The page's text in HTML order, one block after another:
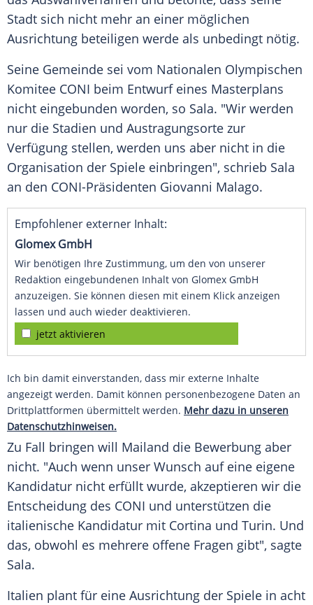
Stadt sich nicht mehr an einer möglichen
Ausrichtung beteiligen werde als unbedingt nötig.
Seine Gemeinde sei vom Nationalen Olympischen
Komitee CONI beim Entwurf eines Masterplans
nicht eingebunden worden, so Sala. "Wir werden
nur die Stadien und Austragungsorte zur
Verfügung stellen, werden uns aber nicht in die
Organisation der Spiele einbringen", schrieb Sala
an den CONI-Präsidenten Giovanni Malago.
Empfohlener externer Inhalt:
Glomex GmbH
Wir benötigen Ihre Zustimmung, um den von unserer
Redaktion eingebundenen Inhalt von Glomex GmbH
anzuzeigen. Sie können diesen mit einem Klick anzeigen
lassen und auch wieder deaktivieren.
jetzt aktivieren
Ich bin damit einverstanden, dass mir externe Inhalte
angezeigt werden. Damit können personenbezogene Daten an
Drittplattformen übermittelt werden. Mehr dazu in unseren
Datenschutzhinweisen.
Zu Fall bringen will Mailand die Bewerbung aber
nicht. "Auch wenn unser Wunsch auf eine eigene
Kandidatur nicht erfüllt wurde, akzeptieren wir die
Entscheidung des CONI und unterstützen die
italienische Kandidatur mit Cortina und Turin. Und
das, obwohl es mehrere offene Fragen gibt", sagte
Sala.
Italien plant für eine Ausrichtung der Spiele in acht